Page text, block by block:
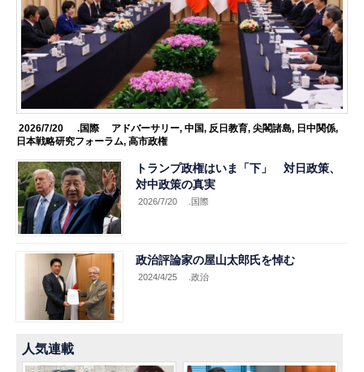
2026/7/20 .国際 アドバーサリー, 中国, 反日教育, 尖閣諸島, 日中関係,
日本戦略研究フォーラム,高市政権
トランプ政権はいま「下」 対日政策、
対中政策の真実
2026/7/20 .国際
政治評論家の屋山太郎氏を悼む
2024/4/25 .政治
人気連載